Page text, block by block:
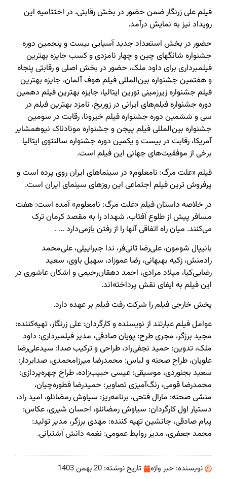
فیلم علی زرنگار ضمن حضور در بخش رقابتی، در اختتامیه این
رویداد نیز به نمایش درآمد.
حضور در بخش استعداد جدید آسیایی بیست و پنجمین دوره
جشنواره شانگهای چین و چهار نامزدی و کسب جایزه بهترین
فیلمبرداری برای داود ملک، حضور در بخش اصلی و رقابتی پنجاه
و هفتمین جشنواره بین‌المللی فیلم هوف آلمان، جایزه بهترین
فیلم جشنواره زیرزمینی تورین ایتالیا، جایزه بهترین فیلم دهمین
دوره جشنواره فیلم‌های ایرانی در زوریخ، نامزد بهترین فیلم در
سی و ششمین دوره جشنواره فیلم خیرونا، رقابت در سومین
جشنواره بین‌المللی فیلم پیجن و جشنواره مونادناک نیوهمشایر
آمریکا، رقابت در بیست‌ و یکمین دوره جشنواره سالنتوی ایتالیا
برخی از موفقیت‌های جهانی این فیلم است.
فیلم «علت مرگ: نامعلوم» در سینماهای ایران روی پرده است و
پرفروش ترین فیلم اجتماعی این روزهای سینمای ایران است.
در خلاصه داستان فیلم «علت مرگ: نامعلوم» آمده است: هفت
مسافر پیش از طلوع آفتاب، شهداد را به مقصد کرمان ترک
می‌کنند. میان راه اتفاقی آنها را از رفتن بازمی‌دارد … .
بانیپال شومون، علی‌رضا ثانی‌فر، ندا جبراییلی، علی‌محمد
رادمنش، زکیه بهبهانی، رضا عموزاد، سهیل باوی، سعید
رضایی‌کیا، میلاد مرادی، احمد دهقان‌رحیمی و اشکان عاشوری در
این فیلم به ایفای نقش پرداخته‌اند.
پخش خارجی فیلم را شرکت رفت فیلم بر عهده دارد.
عوامل فیلم عبارتند از نویسنده و کارگردان: علی زرنگار، تهیه‌کننده:
مجید برزگر، مجری طرح: پویان صادقی، مدیر فیلمبرداری: داود
ملک‌، تدوین: حمید نجفی‌راد، طراحی و ترکیب صدا: سیدعلی‌رضا
علویان، طراح صحنه و لباس: محمدرضا میرزامحمدی، صدابردار:
سعید بجنوردی، موسیقی: عیسی حبیب‌زاده، طراح چهره‌پردازی:
محمدرضا قومی، رنگ‌آمیزی تصاویر: حمیدرضا فطوره‌چیان،
منشی صحنه: مارال فتحی، برنامه‌ریز: سیاوش رمضانلو، امید راد،
دستیار اول کارگردان: سیاوش رمضانلو، احسان شیری، عکاس:
پیام صادقی، جانشین تهیه کننده: مهدی برزگر، مدیر تولید:
محمد جعفری، مدیر روابط عمومی: نغمه دانش آشتیانی.
نویسنده: خبر واژه تاریخ نوشته: 20 بهمن 1403